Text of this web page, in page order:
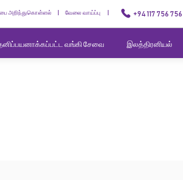
அறிந்துகொள்ளல் வேலை வாய்ப்பு +94 117 756 756 |
வங்கி சேவை இலத்திரனியல்